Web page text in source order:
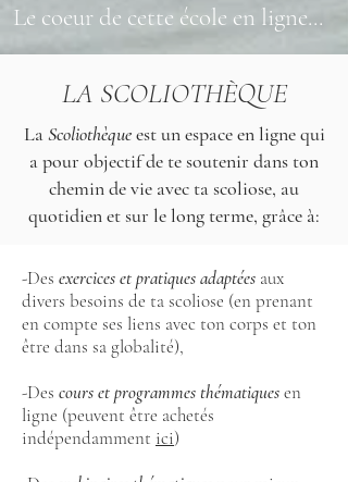
Le coeur de cette école en ligne...
LA SCOLIOTHÈQUE
LaScoliothèqueest un espace en ligne qui
a pour objectif de te soutenir dans ton
chemin de vie avec ta scoliose, au
quotidien et sur le long terme, grâce à:
-Des exercices et pratiques adaptées aux
divers besoins de ta scoliose (en prenant
en compte ses liens avec ton corps et ton
être dans sa globalité),
-Des cours et programmes thématiquesen
ligne (peuvent être achetés
indépendamment ici)